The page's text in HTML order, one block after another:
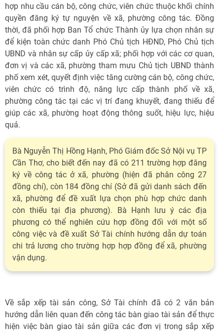
hợp nhu cầu cán bộ, công chức, viên chức thuộc khối chính
quyền đăng ký tự nguyện về xã, phường công tác. Đồng
thời, đã phối hợp Ban Tổ chức Thành ủy lựa chọn nhân sự
để kiện toàn chức danh Phó Chủ tịch HĐND, Phó Chủ tịch
UBND và nhân sự cấp ủy cấp xã; phối hợp với các cơ quan,
đơn vị và các xã, phường tham mưu Chủ tịch UBND thành
phố xem xét, quyết định việc tăng cường cán bộ, công chức,
viên chức có trình độ, năng lực cấp thành phố về xã,
phường công tác tại các vị trí đang khuyết, đang thiếu để
giúp các xã, phường hoạt động thông suốt, hiệu lực, hiệu
quả.
Bà Nguyễn Thị Hồng Hạnh, Phó Giám đốc Sở Nội vụ TP
Cần Thơ, cho biết đến nay đã có 211 trường hợp đăng
ký về công tác ở xã, phường (hiện đã phân công 27
đồng chí), còn 184 đồng chí (Sở đã gửi danh sách đến
xã, phường để đề xuất lựa chọn phù hợp chức danh
còn thiếu tại địa phương). Bà Hạnh lưu ý các địa
phương có thể nghiên cứu hợp đồng đối với một số
công việc và đề xuất Sở Tài chính hướng dẫn dự toán
chi trả lương cho trường hợp hợp đồng để xã, phường
vận dụng.
Về sắp xếp tài sản công, Sở Tài chính đã có 2 văn bản
hướng dẫn liên quan đến công tác bàn giao tài sản để thực
hiện việc bàn giao tài sản giữa các đơn vị trong sắp xếp